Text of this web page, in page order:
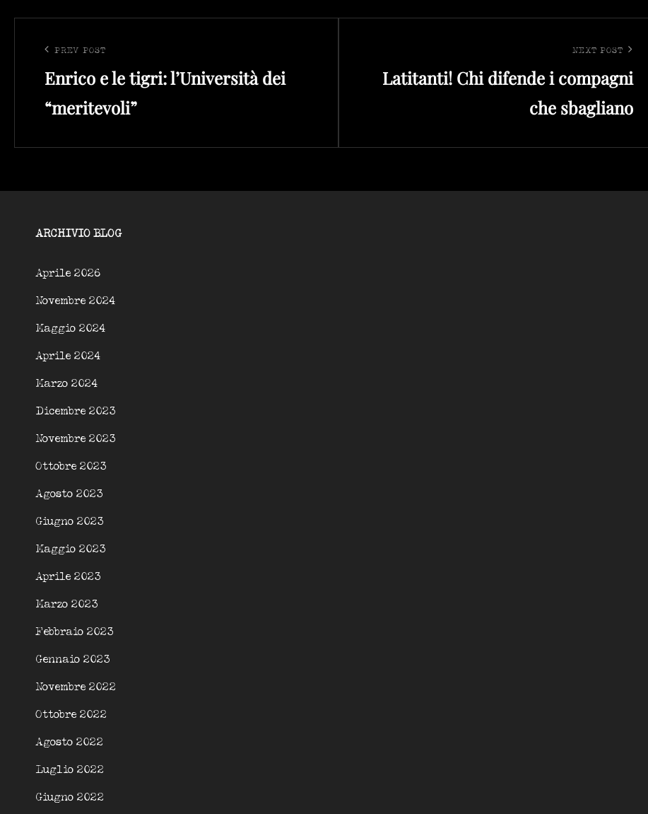
articoli
Previous
Post
PREV POST
Enrico e le tigri: l’Università dei
“meritevoli”
Post
NEXT POST
Latitanti! Chi difende i compagni
che sbagliano
ARCHIVIO BLOG
Aprile 2026
Novembre 2024
Maggio 2024
Aprile 2024
Marzo 2024
Dicembre 2023
Novembre 2023
Ottobre 2023
Agosto 2023
Giugno 2023
Maggio 2023
Aprile 2023
Marzo 2023
Febbraio 2023
Gennaio 2023
Novembre 2022
Ottobre 2022
Agosto 2022
Luglio 2022
Giugno 2022